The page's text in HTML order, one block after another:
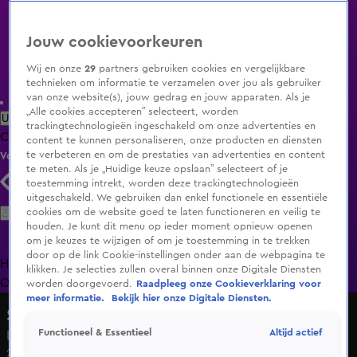
Uitzending Gemist Populaire programma's Zenders Genres
ClipsFilmsRadioSmart TV inlogShop
Volg KIJK
Zoeken
HomeUitzending Gemist Programma's De Bondgenoten
OranjezomerLivestreamsShop
Shownieuws
Lil' Kleine doet uitspraak over relatiebreuk
20 apr 2025, 08:32
Jouw cookievoorkeuren
Wij en onze29 partners gebruiken cookies en vergelijkbare
technieken om informatie te verzamelen over jou als gebruiker
van onze website(s), jouw gedrag en jouw apparaten. Als je
„Alle cookies accepteren” selecteert, worden
trackingtechnologieën ingeschakeld om onze advertenties en
content te kunnen personaliseren, onze producten en diensten
te verbeteren en om de prestaties van advertenties en content
te meten. Als je „Huidige keuze opslaan” selecteert of je
toestemming intrekt, worden deze trackingtechnologieën
uitgeschakeld. We gebruiken dan enkel functionele en essentiële
cookies om de website goed te laten functioneren en veilig te
houden. Je kunt dit menu op ieder moment opnieuw openen
om je keuzes te wijzigen of om je toestemming in te trekken
door op de link Cookie-instellingen onder aan de webpagina te
klikken. Je selecties zullen overal binnen onze Digitale Diensten
worden doorgevoerd.
Raadpleeg onze Cookieverklaring voor
meer informatie.
Bekijk hier onze Digitale Diensten.
Functioneel & Essentieel Altijd actief